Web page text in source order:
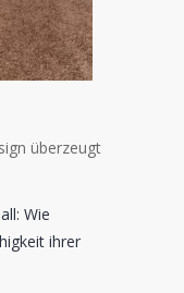
überzeugt
Wie
ihrer